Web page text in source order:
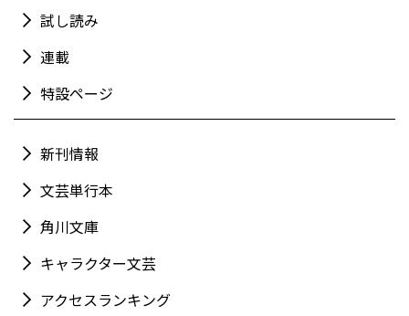
試し読み
連載
特設ページ
新刊情報
文芸単行本
角川文庫
キャラクター文芸
アクセスランキング